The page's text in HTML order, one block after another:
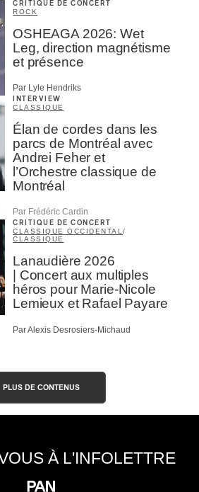
CRITIQUE DE CONCERT
ROCK
OSHEAGA 2026: Wet
Leg, direction magnétisme
et présence
Par Lyle Hendriks
INTERVIEW
CLASSIQUE
Élan de cordes dans les
parcs de Montréal avec
Andrei Feher et
l’Orchestre classique de
Montréal
Par Frédéric Cardin
CRITIQUE DE CONCERT
CLASSIQUE OCCIDENTAL/
CLASSIQUE
Lanaudière 2026
| Concert aux multiples
héros pour Marie-Nicole
Lemieux et Rafael Payare
Par Alexis Desrosiers-Michaud
PLUS DE CONTENUS
À L'INFOLETTRE